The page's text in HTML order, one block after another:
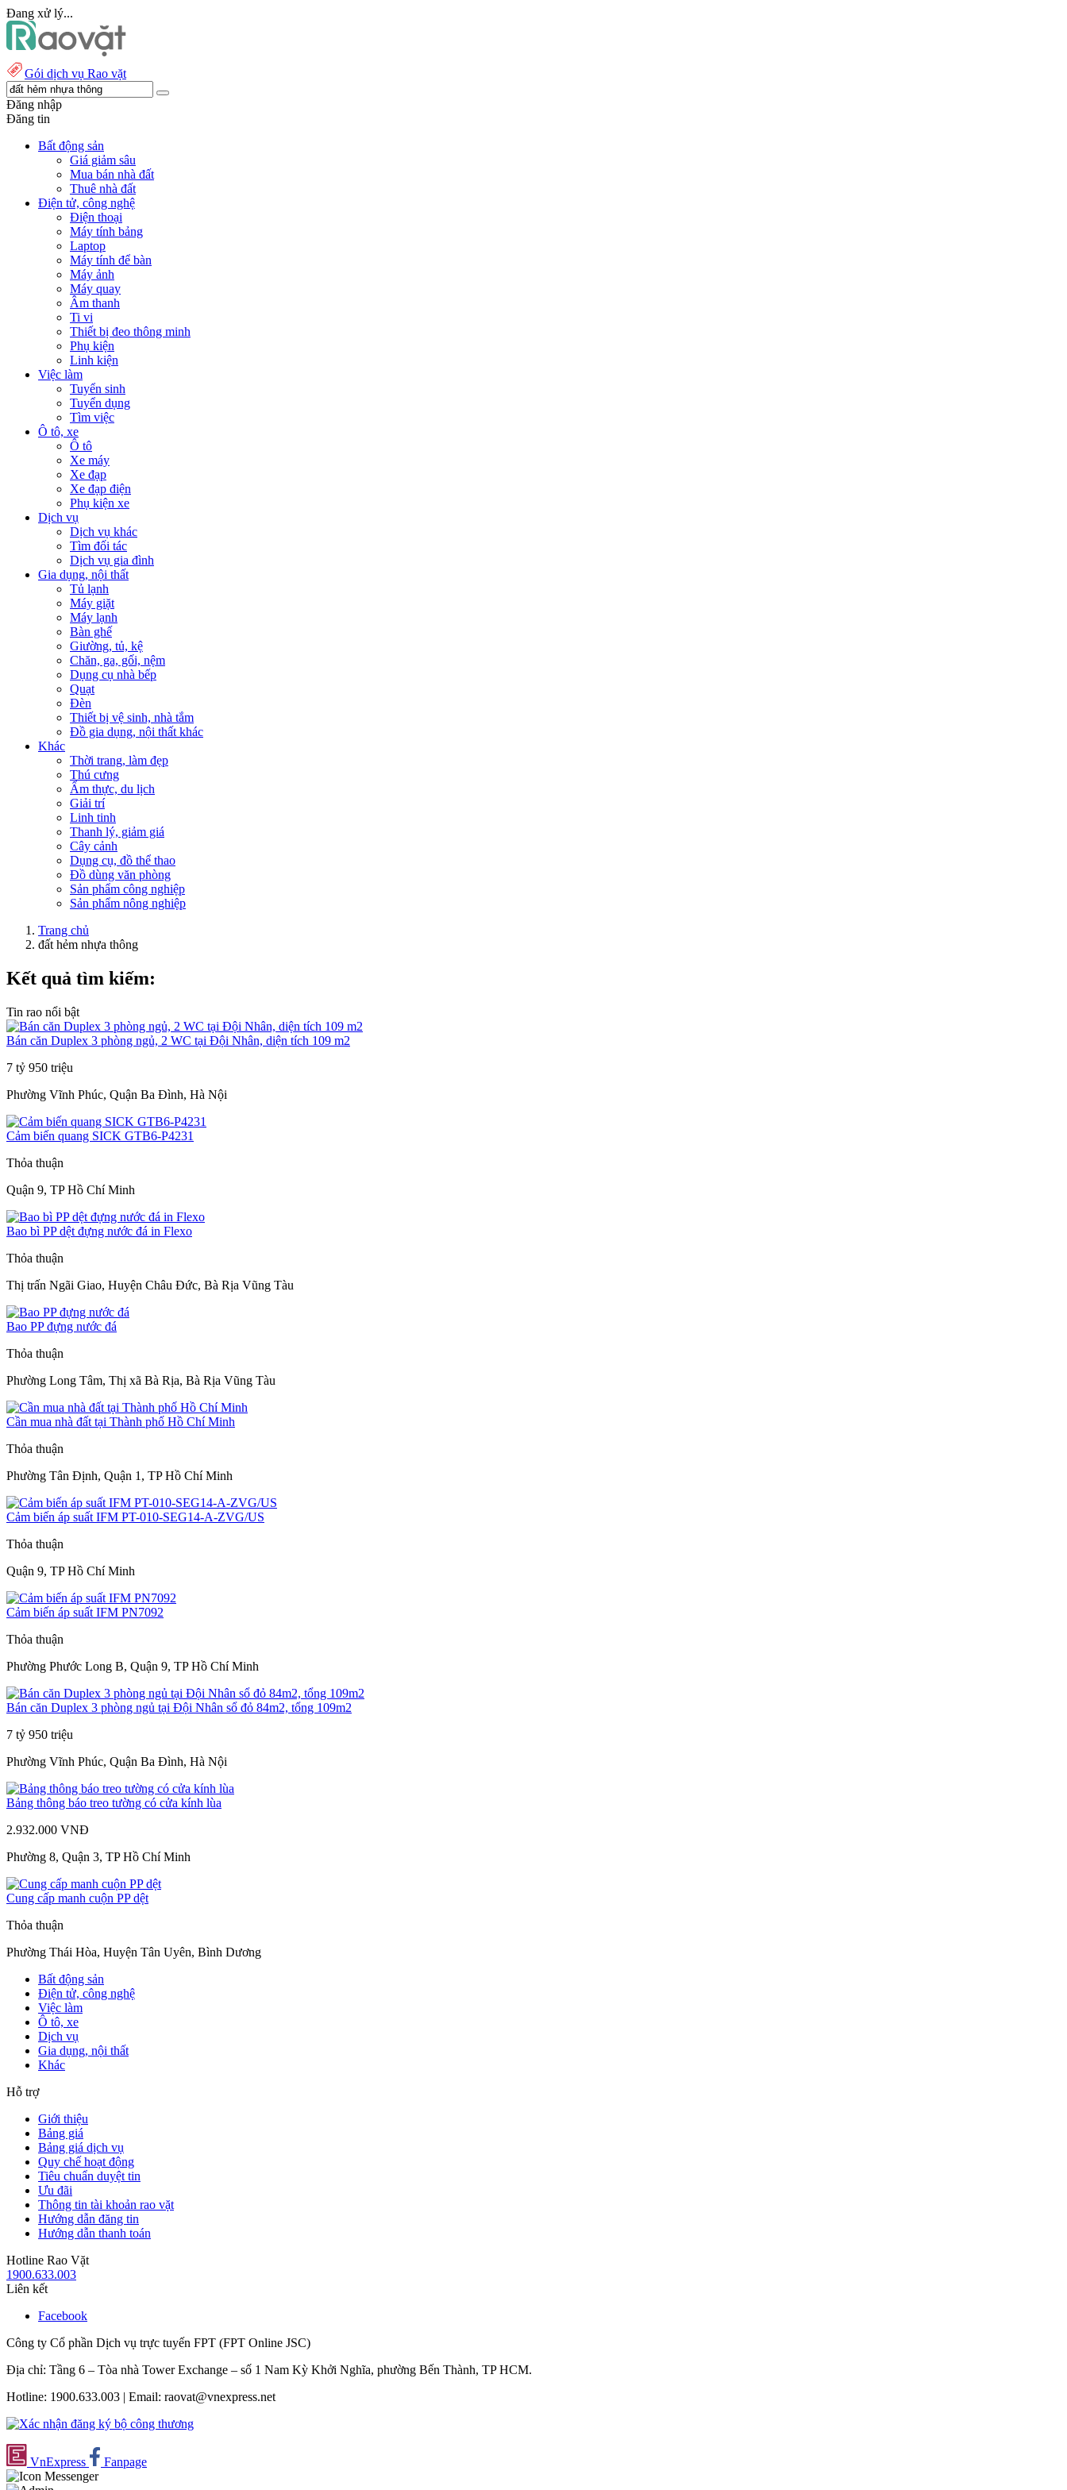
Đang xử lý...
Gói dịch vụ Rao vặt
Đăng nhập
Đăng tin
Bất động sản
Giá giảm sâu
Mua bán nhà đất
Thuê nhà đất
Điện tử, công nghệ
Điện thoại
Máy tính bảng
Laptop
Máy tính để bàn
Máy ảnh
Máy quay
Âm thanh
Ti vi
Thiết bị đeo thông minh
Phụ kiện
Linh kiện
Việc làm
Tuyển sinh
Tuyển dụng
Tìm việc
Ô tô, xe
Ô tô
Xe máy
Xe đạp
Xe đạp điện
Phụ kiện xe
Dịch vụ
Dịch vụ khác
Tìm đối tác
Dịch vụ gia đình
Gia dụng, nội thất
Tủ lạnh
Máy giặt
Máy lạnh
Bàn ghế
Giường, tủ, kệ
Chăn, ga, gối, nệm
Dụng cụ nhà bếp
Quạt
Đèn
Thiết bị vệ sinh, nhà tắm
Đồ gia dụng, nội thất khác
Khác
Thời trang, làm đẹp
Thú cưng
Ẩm thực, du lịch
Giải trí
Linh tinh
Thanh lý, giảm giá
Cây cảnh
Dụng cụ, đồ thể thao
Đồ dùng văn phòng
Sản phẩm công nghiệp
Sản phẩm nông nghiệp
Trang chủ
đất hẻm nhựa thông
Kết quả tìm kiếm:
Tin rao nổi bật
Bán căn Duplex 3 phòng ngủ, 2 WC tại Đội Nhân, diện tích 109 m2
7 tỷ 950 triệu
Phường Vĩnh Phúc, Quận Ba Đình, Hà Nội
Cảm biến quang SICK GTB6-P4231
Thỏa thuận
Quận 9, TP Hồ Chí Minh
Bao bì PP dệt đựng nước đá in Flexo
Thỏa thuận
Thị trấn Ngãi Giao, Huyện Châu Đức, Bà Rịa Vũng Tàu
Bao PP đựng nước đá
Thỏa thuận
Phường Long Tâm, Thị xã Bà Rịa, Bà Rịa Vũng Tàu
Cần mua nhà đất tại Thành phố Hồ Chí Minh
Thỏa thuận
Phường Tân Định, Quận 1, TP Hồ Chí Minh
Cảm biến áp suất IFM PT-010-SEG14-A-ZVG/US
Thỏa thuận
Quận 9, TP Hồ Chí Minh
Cảm biến áp suất IFM PN7092
Thỏa thuận
Phường Phước Long B, Quận 9, TP Hồ Chí Minh
Bán căn Duplex 3 phòng ngủ tại Đội Nhân sổ đỏ 84m2, tổng 109m2
7 tỷ 950 triệu
Phường Vĩnh Phúc, Quận Ba Đình, Hà Nội
Bảng thông báo treo tường có cửa kính lùa
2.932.000 VNĐ
Phường 8, Quận 3, TP Hồ Chí Minh
Cung cấp manh cuộn PP dệt
Thỏa thuận
Phường Thái Hòa, Huyện Tân Uyên, Bình Dương
Bất động sản
Điện tử, công nghệ
Việc làm
Ô tô, xe
Dịch vụ
Gia dụng, nội thất
Khác
Hỗ trợ
Giới thiệu
Bảng giá
Bảng giá dịch vụ
Quy chế hoạt động
Tiêu chuẩn duyệt tin
Ưu đãi
Thông tin tài khoản rao vặt
Hướng dẫn đăng tin
Hướng dẫn thanh toán
Hotline Rao Vặt
1900.633.003
Liên kết
Facebook
Công ty Cổ phần Dịch vụ trực tuyến FPT (FPT Online JSC)
Địa chỉ: Tầng 6 – Tòa nhà Tower Exchange – số 1 Nam Kỳ Khởi Nghĩa, phường Bến Thành, TP HCM.
Hotline: 1900.633.003 | Email: raovat@vnexpress.net
VnExpress Fanpage